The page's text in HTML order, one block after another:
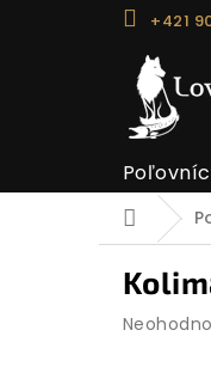
+421
Domov
Priemerné